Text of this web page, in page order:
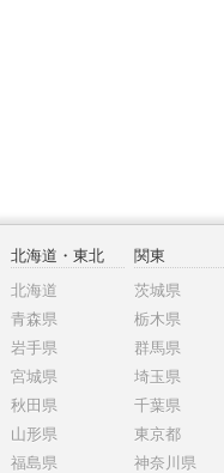
北海道・東北
北海道
青森県
岩手県
宮城県
秋田県
山形県
福島県
関東
茨城県
栃木県
群馬県
埼玉県
千葉県
東京都
神奈川県